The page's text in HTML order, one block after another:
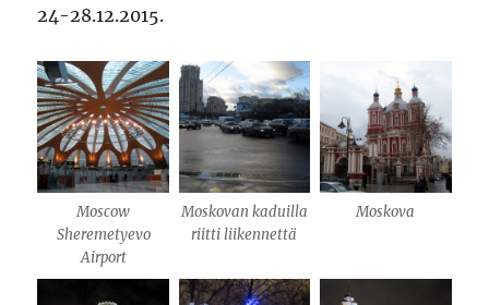
24-28.12.2015.
Moscow
Sheremetyevo
Airport
Moskovan kaduilla
riitti liikennettä
Moskova